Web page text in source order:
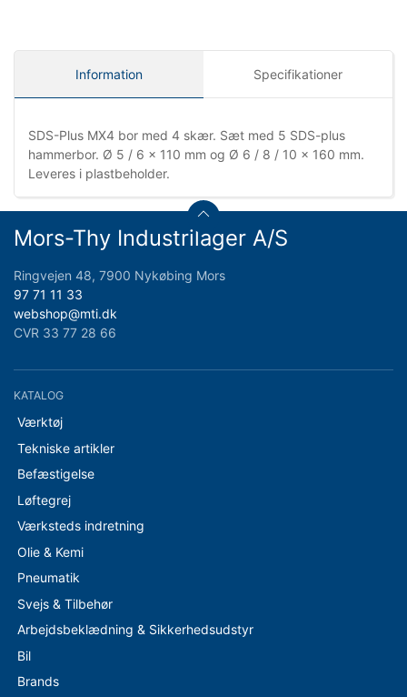
Information Specifikationer
SDS-Plus MX4 bor med 4 skær. Sæt med 5 SDS-plus
hammerbor. Ø 5 / 6 × 110 mm og Ø 6 / 8 / 10 × 160 mm.
Leveres i plastbeholder.
Mors-Thy Industrilager A/S
Ringvejen 48, 7900 Nykøbing Mors
97 71 11 33
webshop@mti.dk
CVR 33 77 28 66
KATALOG
Værktøj
Tekniske artikler
Befæstigelse
Løftegrej
Værksteds indretning
Olie & Kemi
Pneumatik
Svejs & Tilbehør
Arbejdsbeklædning & Sikkerhedsudstyr
Bil
Brands